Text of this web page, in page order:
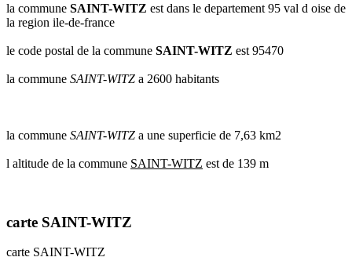
communes
val
oise
val
communes
radar
la commune SAINT-WITZ est dans le departement 95 val d oise de
la region ile-de-france
le code postal de la commune SAINT-WITZ est 95470
la commune SAINT-WITZ a 2600 habitants
la commune SAINT-WITZ a une superficie de 7,63 km2
l altitude de la commune SAINT-WITZ est de 139 m
carte SAINT-WITZ
carte SAINT-WITZ